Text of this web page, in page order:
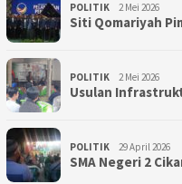
POLITIK 2 Mei 2026
Siti Qomariyah
POLITIK 2 Mei 2026
Usulan
POLITIK 29 April 2026
SMA Negeri 2